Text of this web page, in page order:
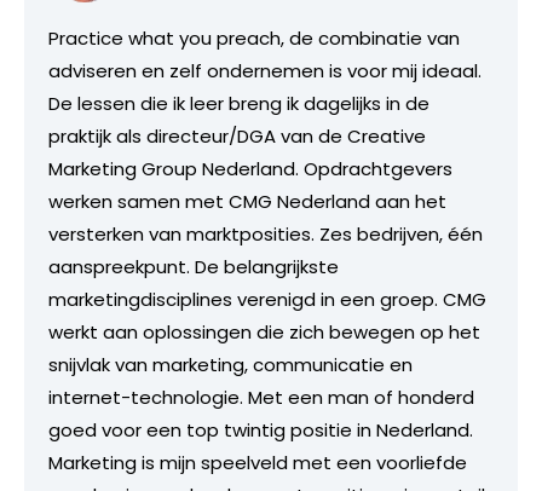
Practice what you preach, de combinatie van
adviseren en zelf ondernemen is voor mij ideaal.
De lessen die ik leer breng ik dagelijks in de
praktijk als directeur/DGA van de Creative
Marketing Group Nederland. Opdrachtgevers
werken samen met CMG Nederland aan het
versterken van marktposities. Zes bedrijven, één
aanspreekpunt. De belangrijkste
marketingdisciplines verenigd in een groep. CMG
werkt aan oplossingen die zich bewegen op het
snijvlak van marketing, communicatie en
internet-technologie. Met een man of honderd
goed voor een top twintig positie in Nederland.
Marketing is mijn speelveld met een voorliefde